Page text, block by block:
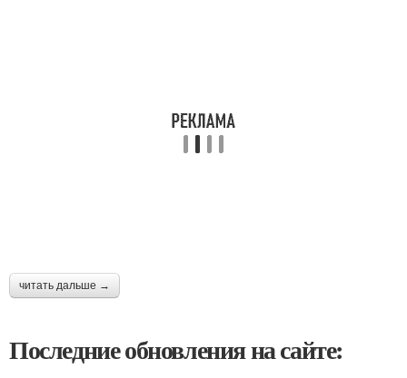
читать дальше →
Последние обновления на сайте: